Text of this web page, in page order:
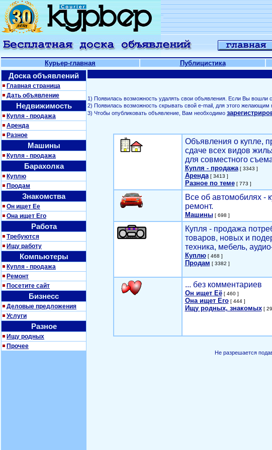
Курьер-главная Публицистика
Доска объявлений
Главная страница
Дать объявление
Недвижимость
Купля - продажа
Аренда
Разное
Машины
Купля - продажа
Барахолка
Куплю
Продам
Знакомства
Он ищет Ее
Она ищет Его
Работа
Требуются
Ищу работу
Компьютеры
Купля - продажа
Ремонт
Посетите сайт
Бизнесс
Деловые предложения
Услуги
Разное
Ищу родных
Прочее
1) Появилась возможность удалять свои объявления. Если Вы
2) Появилась возможность скрывать свой е-mail, для этого желающим
3) Чтобы опубликовать объявление, Вам необходимо
Объявления о купле,
сдаче всех видов
для совместного
Купля - продажа[ 3343 ]
Аренда[ 3413 ]
Разное по теме[ 773 ]
Все об автомобилях -
ремонт.
Машины[ 698 ]
Купля - продажа
товаров, новых и
техника, мебель,
Куплю[ 468 ]
Продам [ 3382 ]
... без комментариев
Он ищет Её[ 460 ]
Она ищет Его[ 444 ]
Ищу родных, знакомых[
Не разрешается